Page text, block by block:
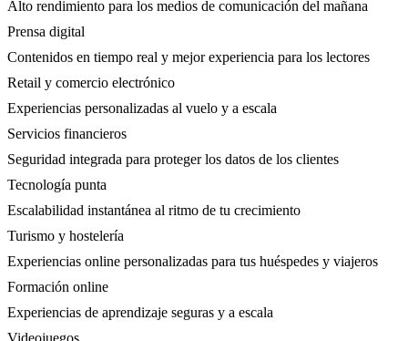
Alto rendimiento para los medios de comunicación del mañana
Prensa digital
Contenidos en tiempo real y mejor experiencia para los lectores
Retail y comercio electrónico
Experiencias personalizadas al vuelo y a escala
Servicios financieros
Seguridad integrada para proteger los datos de los clientes
Tecnología punta
Escalabilidad instantánea al ritmo de tu crecimiento
Turismo y hostelería
Experiencias online personalizadas para tus huéspedes y viajeros
Formación online
Experiencias de aprendizaje seguras y a escala
Videojuegos